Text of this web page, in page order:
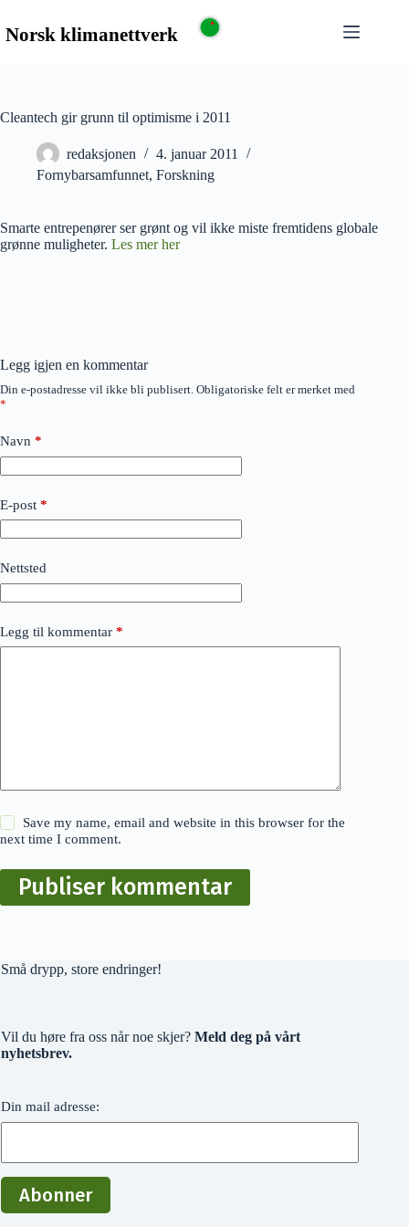
Cleantech gir grunn til optimisme i 2011
redaksjonen
4. januar 2011
Fornybarsamfunnet, Forskning
Smarte entrepenører ser grønt og vil ikke miste fremtidens globale
grønne muligheter. Les mer her
Legg igjen en kommentar
Din e-postadresse vil ikke bli publisert. Obligatoriske felt er merket med
*
Navn *
E-post *
Nettsted
Legg til kommentar *
Save my name, email and website in this browser for the
next time I comment.
Publiser kommentar
Små drypp, store endringer!
Vil du høre fra oss når noe skjer? Meld deg på vårt
nyhetsbrev.
Din mail adresse: